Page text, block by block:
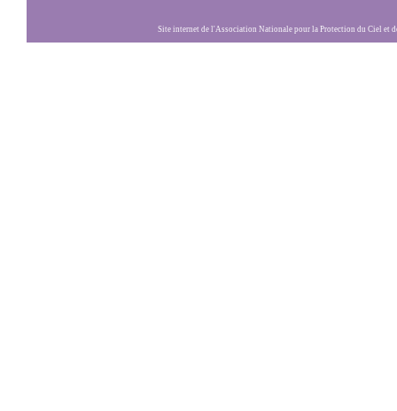
Site internet de l'Association Nationale pour la Protection du Ciel et de